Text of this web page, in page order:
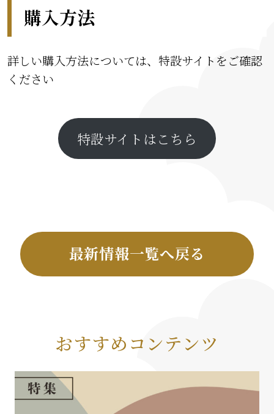
購入方法
詳しい購入方法については、特設サイトをご確認
ください
特設サイトはこちら
最新情報一覧へ戻る
おすすめコンテンツ